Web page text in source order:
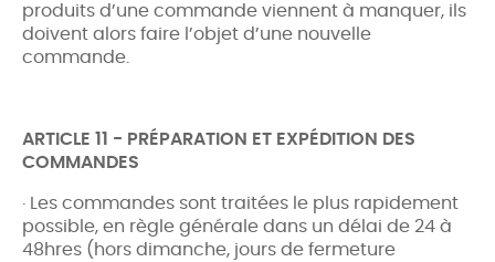
produits d’une commande viennent à manquer, ils
doivent alors faire l’objet d’une nouvelle
commande.
ARTICLE 11 - PRÉPARATION ET EXPÉDITION DES
COMMANDES
· Les commandes sont traitées le plus rapidement
possible, en règle générale dans un délai de 24 à
48hres (hors dimanche, jours de fermeture